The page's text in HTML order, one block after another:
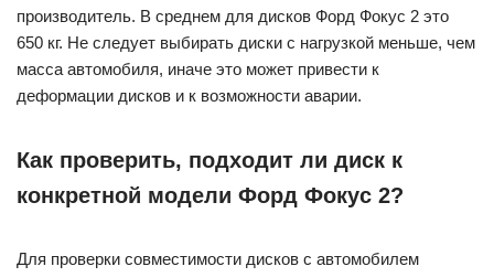
производитель. В среднем для дисков Форд Фокус 2 это
650 кг. Не следует выбирать диски с нагрузкой меньше, чем
масса автомобиля, иначе это может привести к
деформации дисков и к возможности аварии.
Как проверить, подходит ли диск к
конкретной модели Форд Фокус 2?
Для проверки совместимости дисков с автомобилем